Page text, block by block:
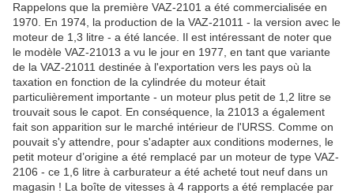
Rappelons que la première VAZ-2101 a été commercialisée en
1970. En 1974, la production de la VAZ-21011 - la version avec le
moteur de 1,3 litre - a été lancée. Il est intéressant de noter que
le modèle VAZ-21013 a vu le jour en 1977, en tant que variante
de la VAZ-21011 destinée à l'exportation vers les pays où la
taxation en fonction de la cylindrée du moteur était
particulièrement importante - un moteur plus petit de 1,2 litre se
trouvait sous le capot. En conséquence, la 21013 a également
fait son apparition sur le marché intérieur de l'URSS. Comme on
pouvait s'y attendre, pour s'adapter aux conditions modernes, le
petit moteur d’origine a été remplacé par un moteur de type VAZ-
2106 - ce 1,6 litre à carburateur a été acheté tout neuf dans un
magasin ! La boîte de vitesses à 4 rapports a été remplacée par